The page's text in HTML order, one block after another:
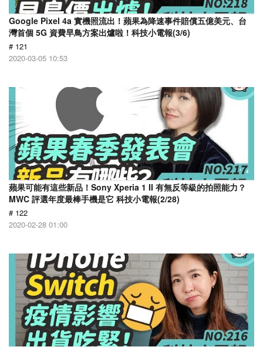
Google Pixel 4a 實機照流出！蘋果為降速事件賠償五億美元、台
灣首個 5G 資費早鳥方案出爐啦！科技小電報(3/6)
# 121
2020-03-05 10:53
蘋果可能有這些新品！Sony Xperia 1 II 有無反等級的拍照能力？
MWC 評選年度最棒手機是它 科技小電報(2/28)
# 122
2020-02-28 01:00